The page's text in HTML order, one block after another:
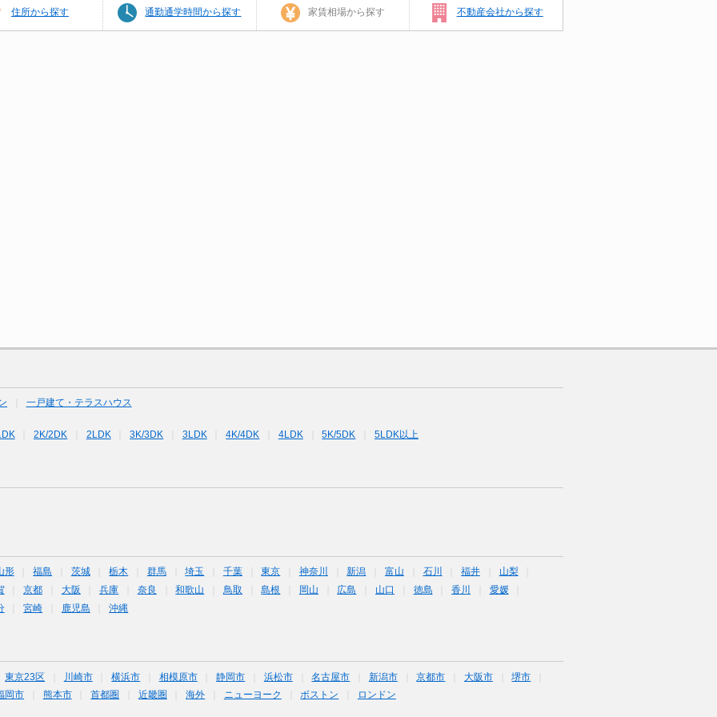
住所から探す 通勤通学時間から探す 家賃相場から探す 不動産会社から探す
一戸建て・テラスハウス
2K/2DK 2LDK 3K/3DK 3LDK 4K/4DK 4LDK 5K/5DK 5LDK以上
形 福島 茨城 栃木 群馬 埼玉 千葉 東京 神奈川 新潟 富山 石川 福井
山梨
京都 大阪 兵庫 奈良 和歌山 鳥取 島根 岡山 広島 山口 徳島 香川
愛媛
宮崎 鹿児島 沖縄
東京23区 川崎市 横浜市 相模原市 静岡市 浜松市 名古屋市 新潟市 京都市 大阪市
堺市
岡市 熊本市 首都圏 近畿圏 海外 ニューヨーク ボストン ロンドン